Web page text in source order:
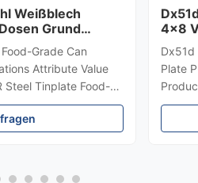
Weißblech
Grund
0,15 mm
Grade Can
Attribute Value
Steel Tinplate Food-
MR, SPCC, prime
1.1, 2.8/2.8,
4x8
Dx51d
Plate
Coil